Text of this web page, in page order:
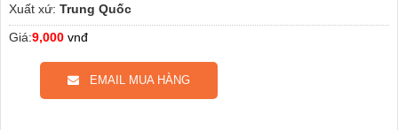
Xuất xứ: Trung Quốc
Giá:9,000 vnđ
EMAIL MUA HÀNG